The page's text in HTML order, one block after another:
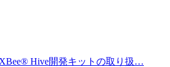
Hive開発キットの取り扱…